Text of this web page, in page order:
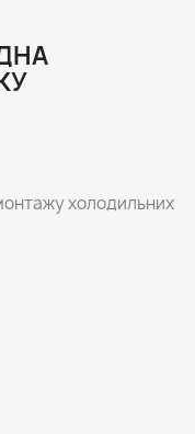
холодильних